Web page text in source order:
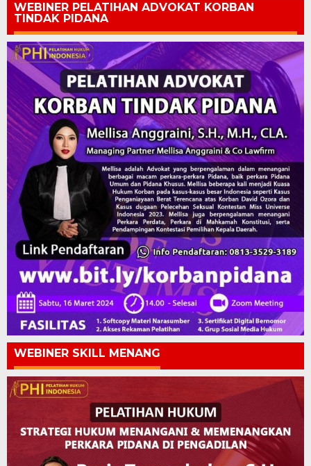
WEBINER PELATIHAN ADVOKAT KORBAN
TINDAK PIDANA
WEBINER SKILL MENANG